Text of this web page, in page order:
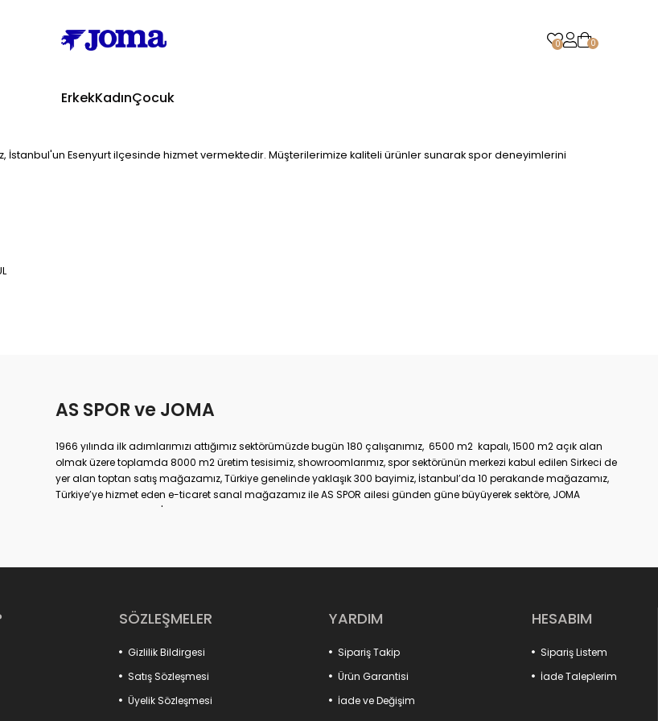
0 0
ErkekKadınÇocuk
İstanbul'un Esenyurt ilçesinde hizmet vermektedir. Müşterilerimize kaliteli ürünler sunarak spor deneyimlerini
AS SPOR ve JOMA
1966 yılında ilk adımlarımızı attığımız sektörümüzde bugün 180 çalışanımız, 6500 m2 kapalı, 1500 m2 açık alan
olmak üzere toplamda 8000 m2 üretim tesisimiz, showroomlarımız, spor sektörünün merkezi kabul edilen Sirkeci de
yer alan toptan satış mağazamız, Türkiye genelinde yaklaşık 300 bayimiz, İstanbul’da 10 perakande mağazamız,
Türkiye’ye hizmet eden e-ticaret sanal mağazamız ile AS SPOR ailesi günden güne büyüyerek sektöre, JOMA
markası ile de Türkiye'de ülkemize hizmet etmektedir.
SÖZLEŞMELER
Gizlilik Bildirgesi
Satış Sözleşmesi
Üyelik Sözleşmesi
YARDIM
Sipariş Takip
Ürün Garantisi
İade ve Değişim
HESABIM
Sipariş Listem
İade Taleplerim